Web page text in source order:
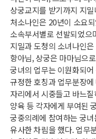
상궁교지를 받기까지 지
처소나인은 20년이 소요
소속부서별로 선발되었으
지밀과 도청의 소녀나인
항아님, 상궁은 마마님으
궁녀의 업무는 이원화되
규정한 호칭과 업무분장
자리에서 시중들고 바느
양육 등 각자에게 부여된
궁중의례에 참여하는 궁
유사한 차림을 했다. 업무